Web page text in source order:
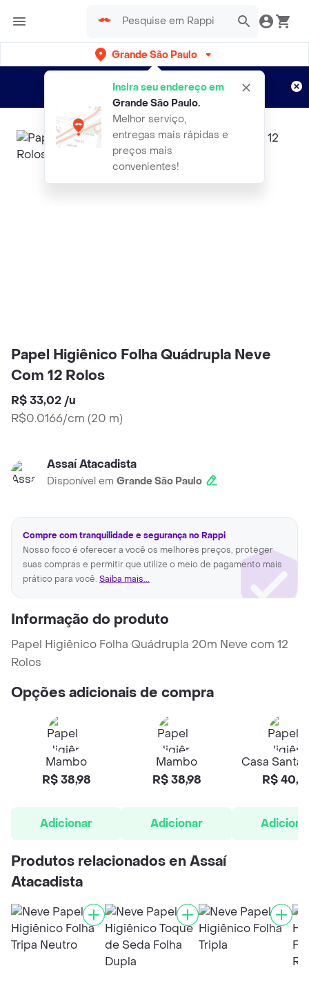
Grande São Paulo
Insira seu endereço em
Grande São Paulo.
Melhor serviço,
entregas mais rápidas e
preços mais
convenientes!
Entregas grátis por 15 dias!
Aplicam T&C
Papel Higiênico Folha Quádrupla Neve
Com 12 Rolos
R$ 33,02 /u
R$0.0166/cm (20 m)
Assaí Atacadista
Disponível em Grande São Paulo
Compre com tranquilidade e segurança no Rappi
Nosso foco é oferecer a você os melhores preços, proteger
suas compras e permitir que utilize o meio de pagamento mais
prático para você. Saiba mais...
Informação do produto
Papel Higiênico Folha Quádrupla 20m Neve com 12
Rolos
Opções adicionais de compra
Mambo
R$ 38,98
Adicionar
Mambo
R$ 38,98
Adicionar
Casa Santa
R$
Produtos relacionados en Assaí
Atacadista